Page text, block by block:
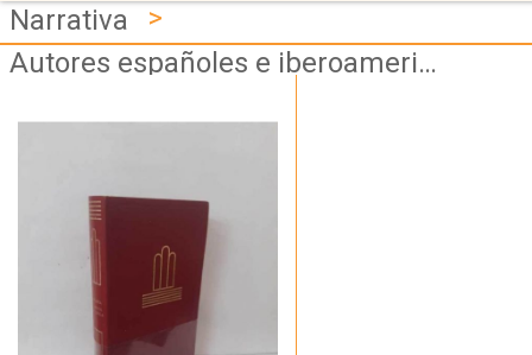
Narrativa
>
Autores españoles e iberoamericanos